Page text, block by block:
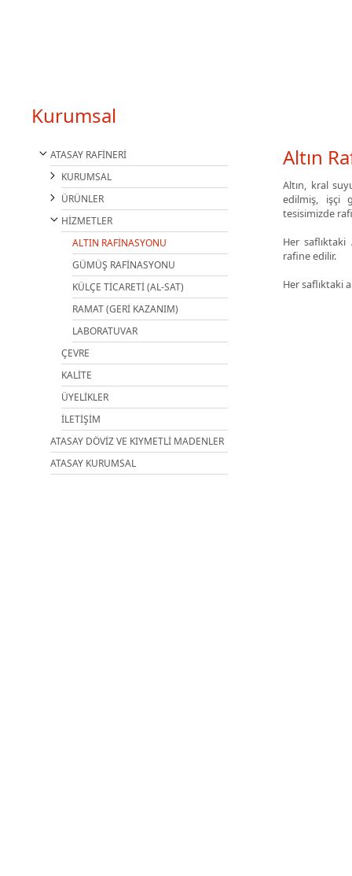
Kurumsal
ATASAY RAFİNERİ
KURUMSAL
ÜRÜNLER
HİZMETLER
ALTIN RAFİNASYONU
GÜMÜŞ RAFİNASYONU
KÜLÇE TİCARETİ (AL-SAT)
RAMAT (GERİ KAZANIM)
LABORATUVAR
ÇEVRE
KALİTE
ÜYELİKLER
İLETİŞİM
ATASAY DÖVİZ VE KIYMETLİ MADENLER
ATASAY KURUMSAL
Altın
Altın, kral
edilmiş, işçi
tesisimizde
Her
rafine edilir.
Her saflıktaki